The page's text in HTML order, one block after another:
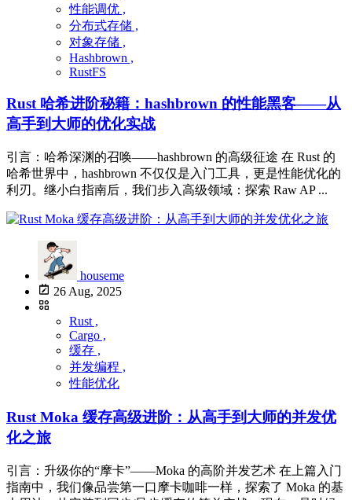
性能调优 ,
分布式存储 ,
对象存储 ,
Hashbrown ,
RustFS
Rust 哈希进阶秘籍：hashbrown 的性能黑客——从
高手到大师的优化实战
引言：哈希深渊的召唤——hashbrown 的高级征途 在 Rust 的
哈希世界中，hashbrown 不仅仅是入门工具，更是性能优化的
利刃。继小白指南后，我们步入高级领域：探索 Raw AP ...
houseme
26 Aug, 2025
Rust ,
Cargo ,
缓存 ,
并发编程 ,
性能优化
Rust Moka 缓存高级进阶：从高手到大师的并发优
化之旅
引言：升级你的“摩卡”——Moka 的高阶并发艺术 在上篇入门
指南中，我们像品尝第一口摩卡咖啡一样，探索了 Moka 的基